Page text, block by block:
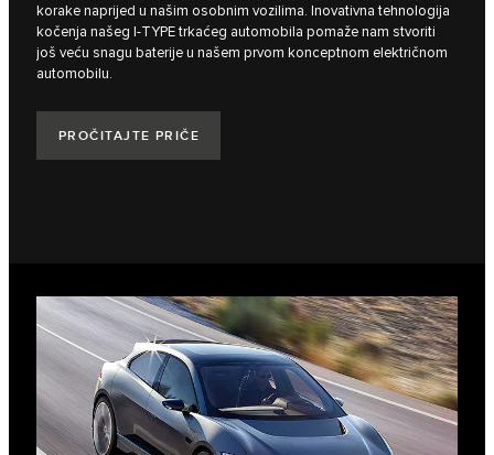
korake naprijed u našim osobnim vozilima. Inovativna tehnologija
kočenja našeg I‑TYPE trkaćeg automobila pomaže nam stvoriti
još veću snagu baterije u našem prvom konceptnom električnom
automobilu.
PROČITAJTE PRIČE